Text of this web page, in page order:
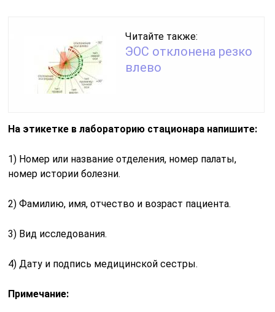
Читайте также:
ЭОС отклонена резко
влево
На этикетке в лабораторию стационара напишите:
1) Номер или название отделения, номер палаты,
номер истории болезни.
2) Фамилию, имя, отчество и возраст пациента.
3) Вид исследования.
4) Дату и подпись медицинской сестры.
Примечание: